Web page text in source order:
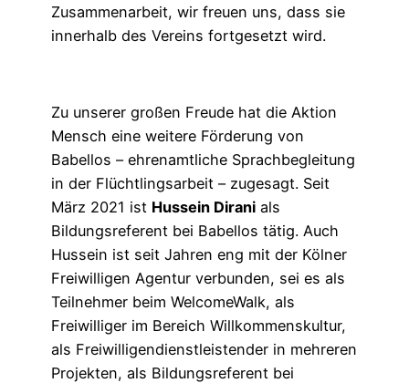
Zusammenarbeit, wir freuen uns, dass sie
innerhalb des Vereins fortgesetzt wird.
Zu unserer großen Freude hat die Aktion
Mensch eine weitere Förderung von
Babellos – ehrenamtliche Sprachbegleitung
in der Flüchtlingsarbeit – zugesagt. Seit
März 2021 ist Hussein Dirani als
Bildungsreferent bei Babellos tätig. Auch
Hussein ist seit Jahren eng mit der Kölner
Freiwilligen Agentur verbunden, sei es als
Teilnehmer beim WelcomeWalk, als
Freiwilliger im Bereich Willkommenskultur,
als Freiwilligendienstleistender in mehreren
Projekten, als Bildungsreferent bei